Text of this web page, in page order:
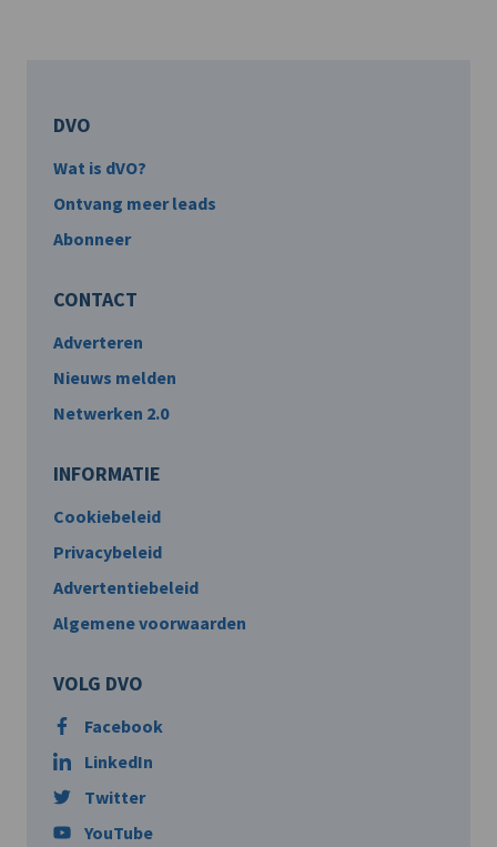
DVO
Wat is dVO?
Ontvang meer leads
Abonneer
CONTACT
Adverteren
Nieuws melden
Netwerken 2.0
INFORMATIE
Cookiebeleid
Privacybeleid
Advertentiebeleid
Algemene voorwaarden
VOLG DVO
Facebook
LinkedIn
Twitter
YouTube